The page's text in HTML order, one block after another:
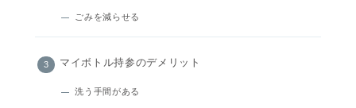
ごみを減らせる
マイボトル持参のデメリット
洗う手間がある